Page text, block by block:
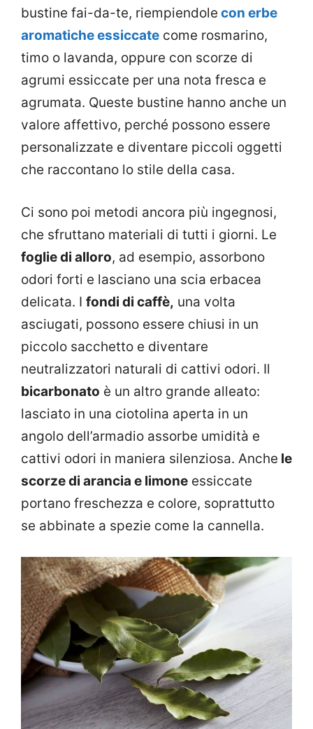
bustine fai-da-te, riempiendole con erbe
aromatiche essiccate come rosmarino,
timo o lavanda, oppure con scorze di
agrumi essiccate per una nota fresca e
agrumata. Queste bustine hanno anche un
valore affettivo, perché possono essere
personalizzate e diventare piccoli oggetti
che raccontano lo stile della casa.
Ci sono poi metodi ancora più ingegnosi,
che sfruttano materiali di tutti i giorni. Le
foglie di alloro, ad esempio, assorbono
odori forti e lasciano una scia erbacea
delicata. I fondi di caffè, una volta
asciugati, possono essere chiusi in un
piccolo sacchetto e diventare
neutralizzatori naturali di cattivi odori. Il
bicarbonato è un altro grande alleato:
lasciato in una ciotolina aperta in un
angolo dell’armadio assorbe umidità e
cattivi odori in maniera silenziosa. Anche le
scorze di arancia e limone essiccate
portano freschezza e colore, soprattutto
se abbinate a spezie come la cannella.